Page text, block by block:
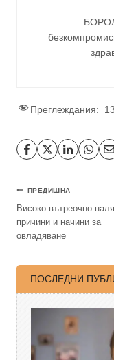
Преглеждания:
ПРЕДИШНА
Високо вътреочно
причини и начини за
овладяване
ПОСЛЕДНИ